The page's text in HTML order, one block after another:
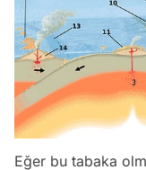
Eğer bu tabaka